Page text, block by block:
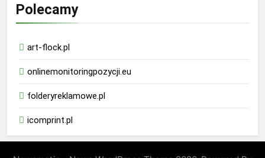
Polecamy
art-flock.pl
onlinemonitoringpozycji.eu
folderyreklamowe.pl
icomprint.pl